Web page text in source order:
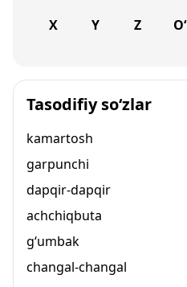
X Y Z O‘
Tasodifiy so‘zlar
kamartosh
garpunchi
dapqir-dapqir
achchiqbuta
g‘umbak
changal-changal